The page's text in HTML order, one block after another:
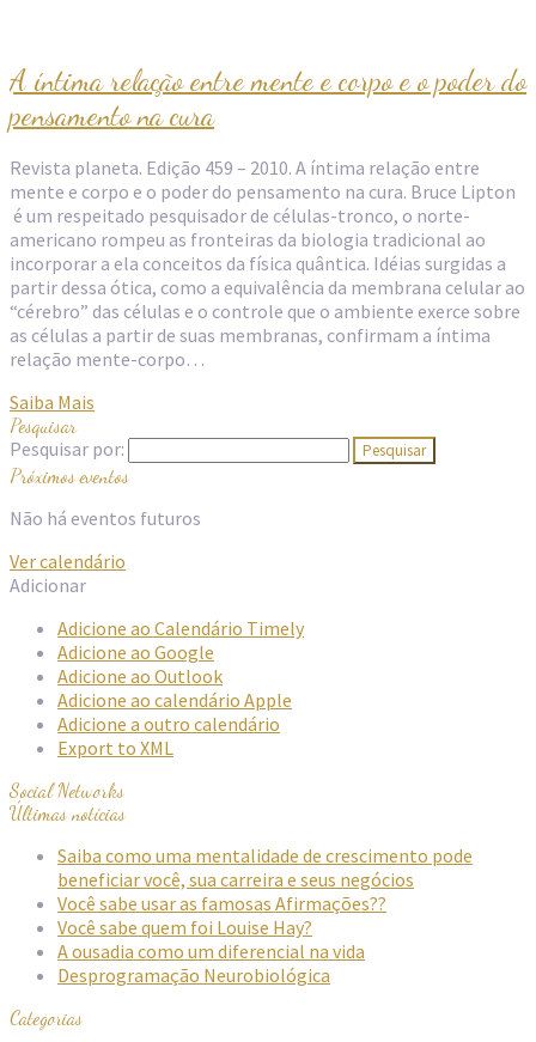
A íntima relação entre mente e corpo e o poder do
pensamento na cura
Revista planeta. Edição 459 – 2010. A íntima relação entre
mente e corpo e o poder do pensamento na cura. Bruce Lipton
é um respeitado pesquisador de células-tronco, o norte-
americano rompeu as fronteiras da biologia tradicional ao
incorporar a ela conceitos da física quântica. Idéias surgidas a
partir dessa ótica, como a equivalência da membrana celular ao
“cérebro” das células e o controle que o ambiente exerce sobre
as células a partir de suas membranas, confirmam a íntima
relação mente-corpo…
Saiba Mais
Pesquisar
Pesquisar por:
Próximos eventos
Não há eventos futuros
Ver calendário
Adicionar
Adicione ao Calendário Timely
Adicione ao Google
Adicione ao Outlook
Adicione ao calendário Apple
Adicione a outro calendário
Export to XML
Social Networks
Últimas notícias
Saiba como uma mentalidade de crescimento pode
beneficiar você, sua carreira e seus negócios
Você sabe usar as famosas Afirmações??
Você sabe quem foi Louise Hay?
A ousadia como um diferencial na vida
Desprogramação Neurobiológica
Categorias